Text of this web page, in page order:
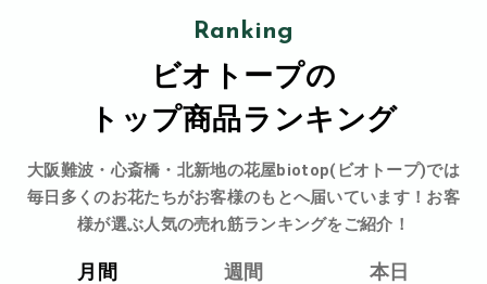
Ranking
ビオトープの
トップ商品ランキング
大阪難波・心斎橋・北新地の花屋biotop(ビオトープ)では
毎日多くのお花たちがお客様のもとへ届いています！お客
様が選ぶ人気の売れ筋ランキングをご紹介！
月間 週間 本日